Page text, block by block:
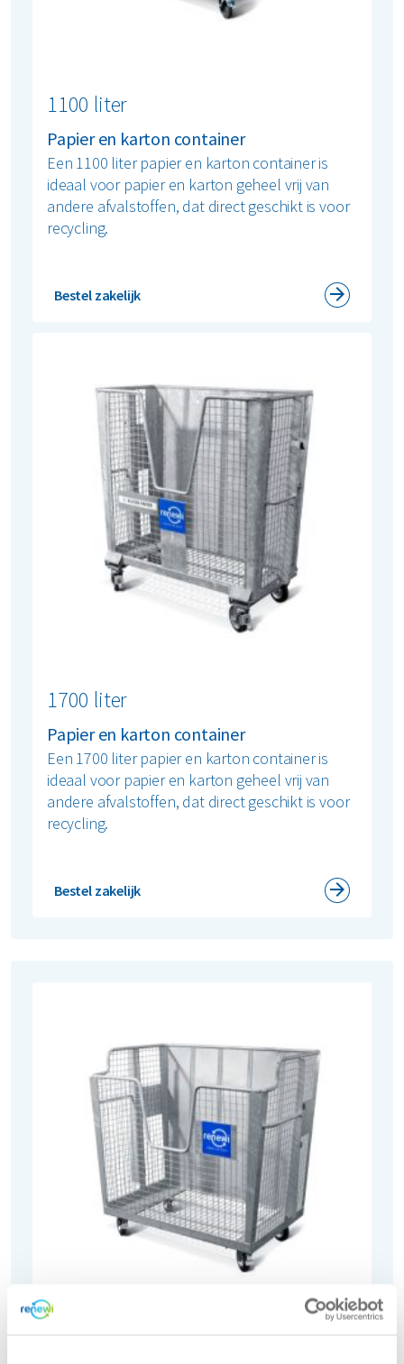
1100 liter
Papier en karton container
Een 1100 liter papier en karton container is
ideaal voor papier en karton geheel vrij van
andere afvalstoffen, dat direct geschikt is voor
recycling.
Bestel zakelijk
1700 liter
Papier en karton container
Een 1700 liter papier en karton container is
ideaal voor papier en karton geheel vrij van
andere afvalstoffen, dat direct geschikt is voor
recycling.
Bestel zakelijk